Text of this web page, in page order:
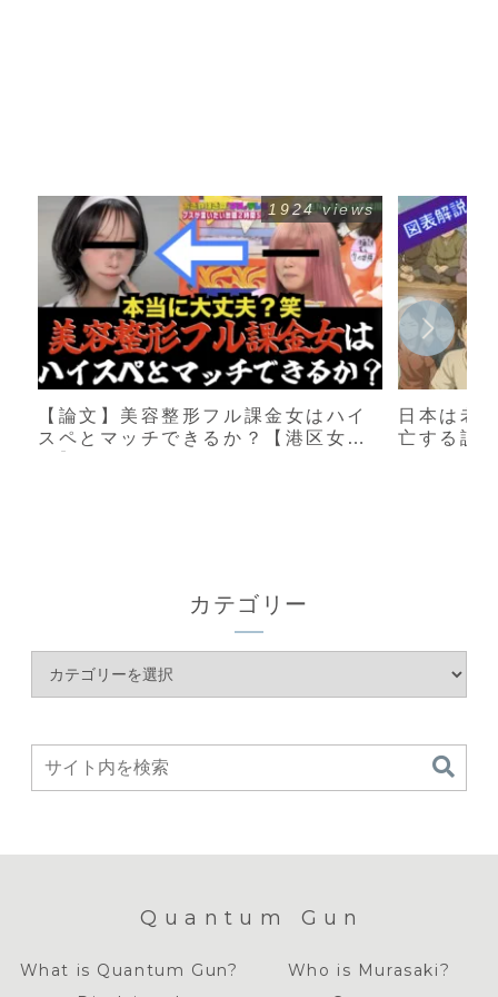
【論文】美容整形フル課金女はハイ
スペとマッチできるか？【港区女
1924 views
日本は老
亡する説
カテゴリー
Quantum Gun
What is Quantum Gun?
Who is Murasaki?